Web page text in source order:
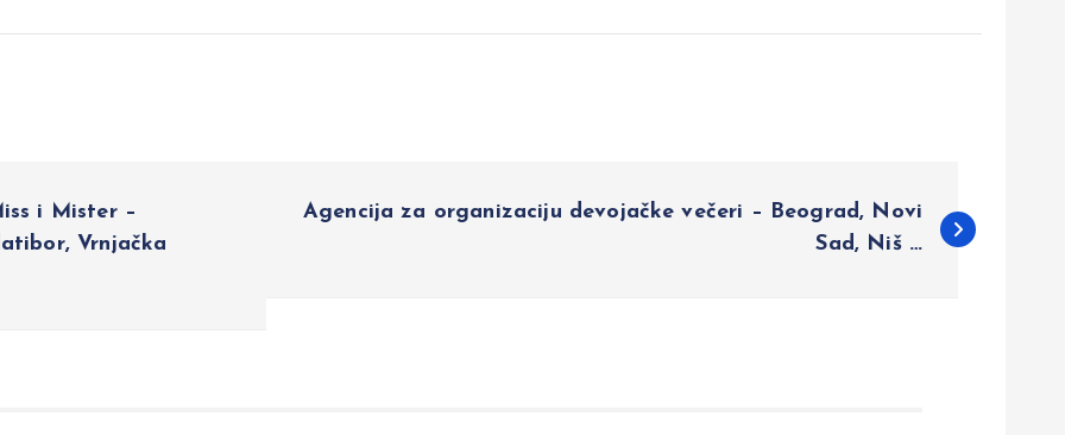
i Mister –
Vrnjačka
Agencija za organizaciju devojačke večeri – Beograd, Novi
Sad, Niš …